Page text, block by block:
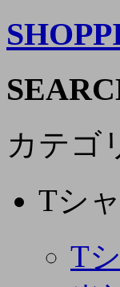
カテゴ
Tシ
T